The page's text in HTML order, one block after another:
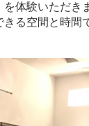
を体験いただき
る空間と時間